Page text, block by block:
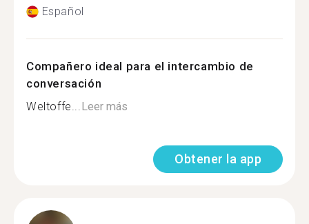
Español
Compañero ideal para el intercambio de
conversación
Weltoffe...Leer más
Obtener la app